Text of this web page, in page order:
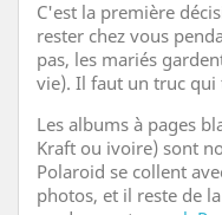
C'est la première
rester chez vous
pas, les mariés
vie). Il faut un truc qui
Les albums à pages
Kraft ou ivoire) sont
Polaroid se collent
photos, et il reste de